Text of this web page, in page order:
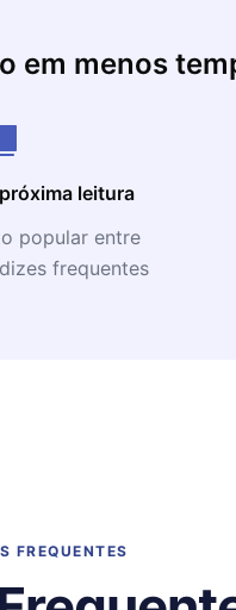
em menos
leitura
popular entre
frequentes
FREQUENTES